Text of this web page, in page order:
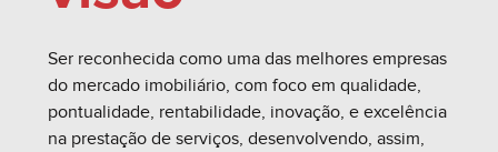
Ser reconhecida como uma das melhores empresas
do mercado imobiliário, com foco em qualidade,
pontualidade, rentabilidade, inovação, e excelência
na prestação de serviços, desenvolvendo, assim,